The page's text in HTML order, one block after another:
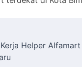
Helper